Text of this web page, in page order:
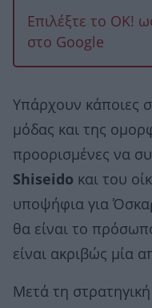
Επιλέξτε το OK!
στο Google
Υπάρχουν κάποιες
μόδας και της
προορισμένες να
Shiseido και του
υποψήφια για
θα είναι το
είναι ακριβώς μία
Μετά τη